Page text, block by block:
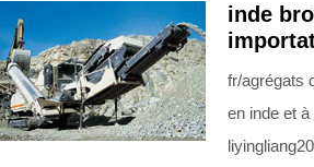
inde
fr/agrégats
en inde et